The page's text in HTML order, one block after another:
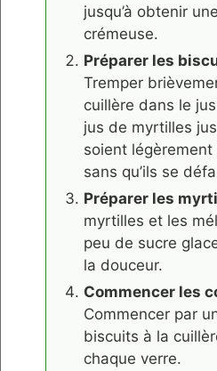
jusqu’à obtenir
crémeuse.
Préparer les
Tremper
cuillère dans le
jus de myrtilles
soient
sans qu’ils se
Préparer les
myrtilles et les
peu de sucre
la douceur.
Commencer les
Commencer par
biscuits à la
chaque verre.